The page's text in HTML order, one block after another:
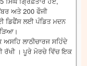
ਅਤੇ 200 ਫੌਜੀ
ਡਿਫੈਂਸ ਲਈ ਪੰਡਿਤ ਮਦਨ
ਲਾਠੀਚਾਰਜ ਸਹਿੰਦੇ
ਰੱਖੀ । ਪੂਰੇ ਮੋਰਚੇ ਵਿੱਚ ਇਕ